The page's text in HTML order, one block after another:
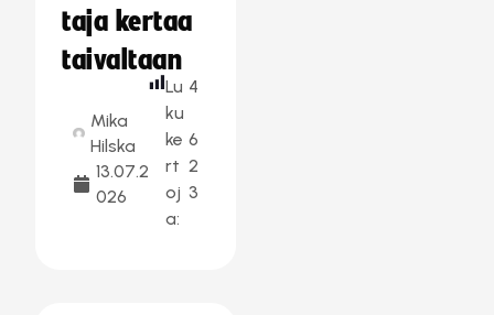
taja kertaa
taivaltaan
Mika
Hilska
13.07.2
026
Lu
ku
ke
rt
oj
a:
4
6
2
3